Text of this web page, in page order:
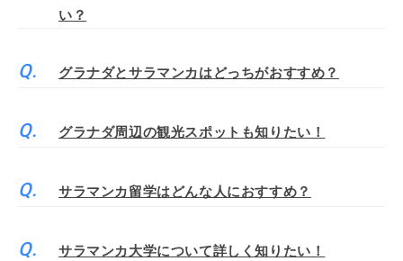
い？
グラナダとサラマンカはどっちがおすすめ？
グラナダ周辺の観光スポットも知りたい！
サラマンカ留学はどんな人におすすめ？
サラマンカ大学について詳しく知りたい！